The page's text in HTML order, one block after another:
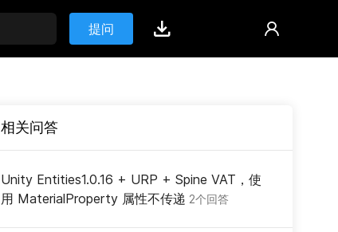
提问
相关问答
Unity Entities1.0.16 + URP + Spine VAT，使
用 MaterialProperty 属性不传递 2个回答